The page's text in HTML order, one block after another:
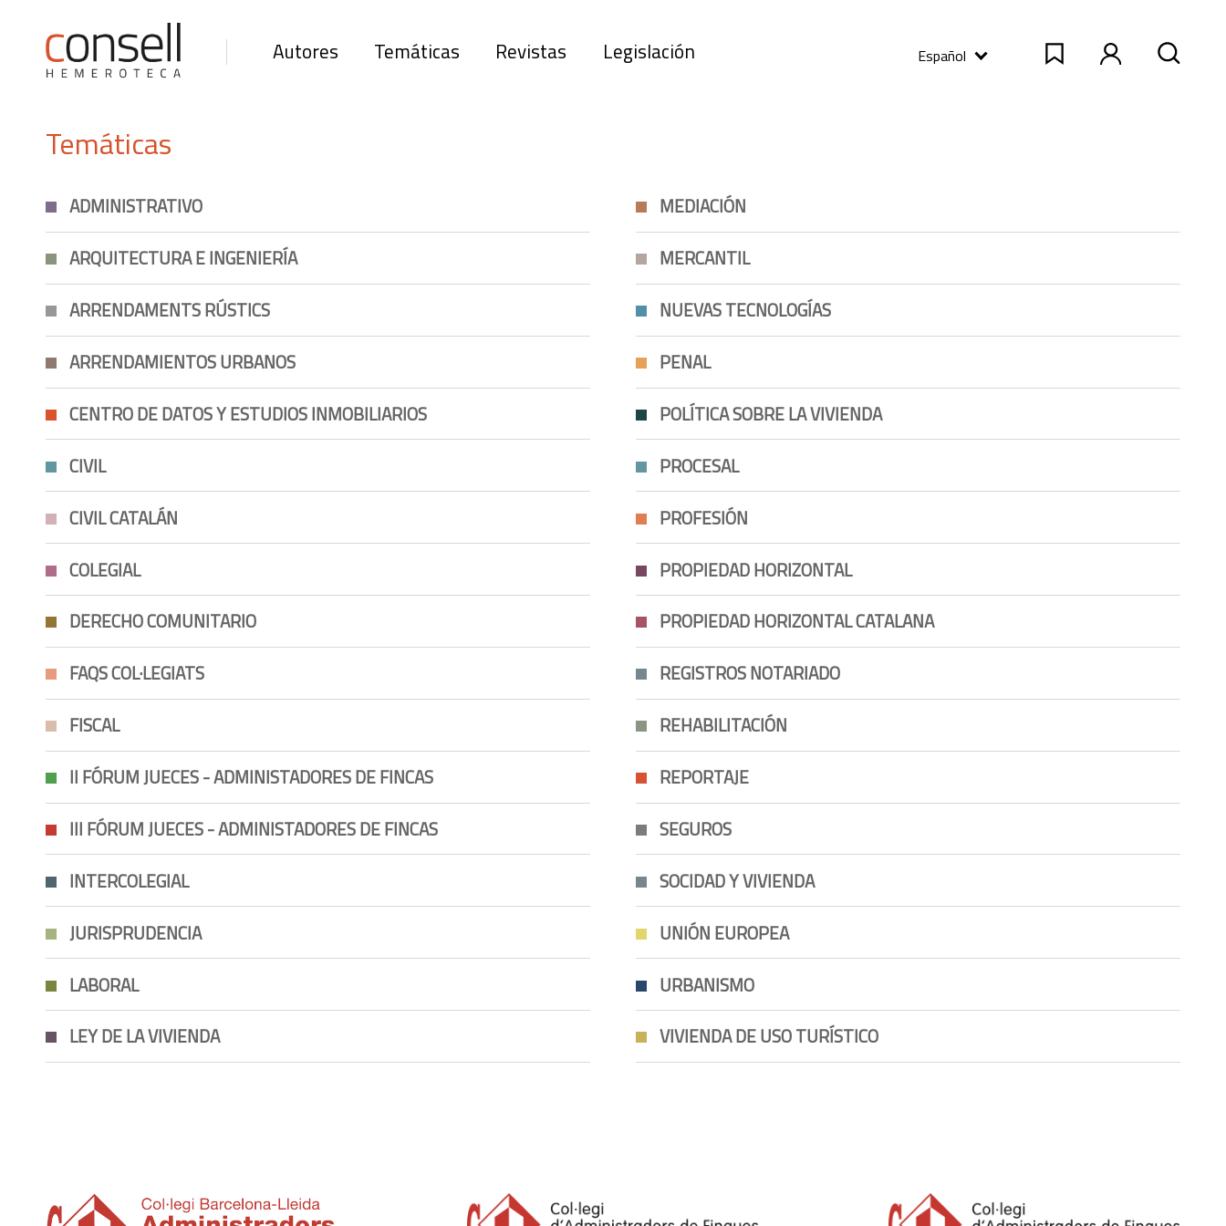
Autores Temáticas Revistas Legislación Español
Temáticas
ADMINISTRATIVO
ARQUITECTURA E INGENIERÍA
ARRENDAMENTS RÚSTICS
ARRENDAMIENTOS URBANOS
CENTRO DE DATOS Y ESTUDIOS INMOBILIARIOS
CIVIL
CIVIL CATALÁN
COLEGIAL
DERECHO COMUNITARIO
FAQS COL·LEGIATS
FISCAL
II FÓRUM JUECES - ADMINISTADORES DE FINCAS
III FÓRUM JUECES - ADMINISTADORES DE FINCAS
INTERCOLEGIAL
JURISPRUDENCIA
LABORAL
LEY DE LA VIVIENDA
MEDIACIÓN
MERCANTIL
NUEVAS TECNOLOGÍAS
PENAL
POLÍTICA SOBRE LA VIVIENDA
PROCESAL
PROFESIÓN
PROPIEDAD HORIZONTAL
PROPIEDAD HORIZONTAL CATALANA
REGISTROS NOTARIADO
REHABILITACIÓN
REPORTAJE
SEGUROS
SOCIDAD Y VIVIENDA
UNIÓN EUROPEA
URBANISMO
VIVIENDA DE USO TURÍSTICO